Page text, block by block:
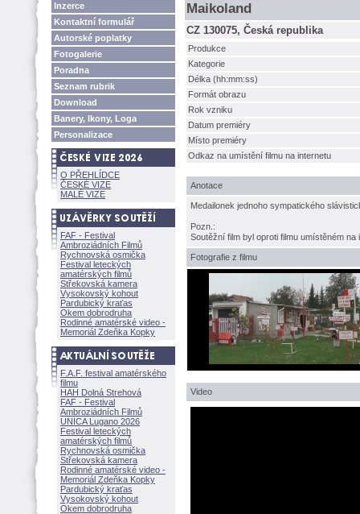
Inzerce
Kontaktní formulář
Autorské poplatky
Fotogalerie
Poradna
Seznam rubrik
Download
Banery, Ikony, Loga
Personalizace
O PŘEHLÍDCE
ČESKÉ VIZE
MALÉ VIZE
FAF - Festival
Ambroziádních Filmů
Rychnovská osmička
Festival leteckých
amatérských filmů
Střekovská kamera
Vysokovský kohout
Pardubický kraťas
Okem dobrodruha
Rodinné amatérské video -
Memoriál Zdeňka Kopky
F.A.F. festival amatérského
filmu
HAH Dolná Strehov
FAF - Festival
Ambroziádních Filmů
UNICA Lugano 2026
Festival leteckých
amatérských filmů
Rychnovská osmička
Střekovská kamera
Rodinné amatérské video -
Memoriál Zdeňka Kopky
Pardubický kraťas
Vysokovský kohout
Okem dobrodruha
Maikoland
CZ 130075, Česká republika
Produkce
Kategorie
Délka (hh:mm:ss)
Formát obrazu
Rok vzniku
Datum premiéry
Místo premiéry
Odkaz na umístění filmu na internetu
Anotace
Medailonek jednoho sympatického
Pozn.:
Soutěžní film byl oproti filmu umístěném
Fotografie z filmu
Video